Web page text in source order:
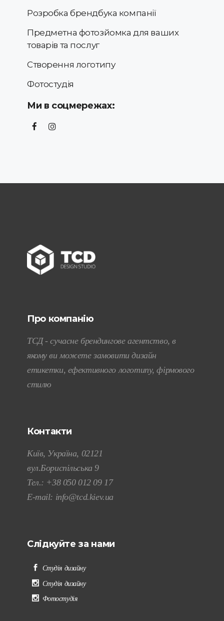
Розробка брендбука компанії
Предметна фотозйомка для ваших
товарів та послуг
Створення логотипу
Фотостудія
Ми в соцмережах:
Про компанію
ТСД - сучасне брендингове агентство, в
якому ви можете замовити дизайн
етикетки, ефективного логотипу, фірмового
стилю
Контакти
Київ, Україна, 02121
вул.Бориспільська 9
Тел.: +38 050 012 09 17
E-mail: info@tcd.kiev.ua
Слідкуйте за нами
Студія дизайну
Студія дизайну
Фотостудія